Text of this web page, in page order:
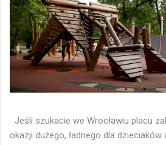
Jeśli szukacie we Wrocławiu placu
okazji dużego, ładnego dla dzieciaków